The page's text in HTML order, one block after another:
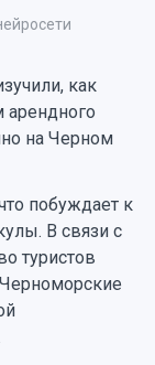
как
арендного
на Черном
побуждает к
В связи с
туристов